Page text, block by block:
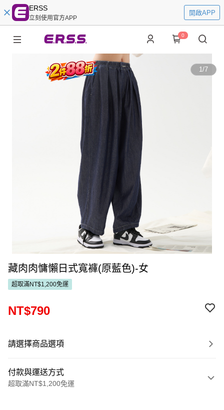
ERSS
立刻使用官方APP
開啟APP
0
1/7
藏肉肉慵懶日式寬褲(原藍色)-女
超取滿NT$1,200免運
NT$790
請選擇商品選項
付款與運送方式
超取滿NT$1,200免運